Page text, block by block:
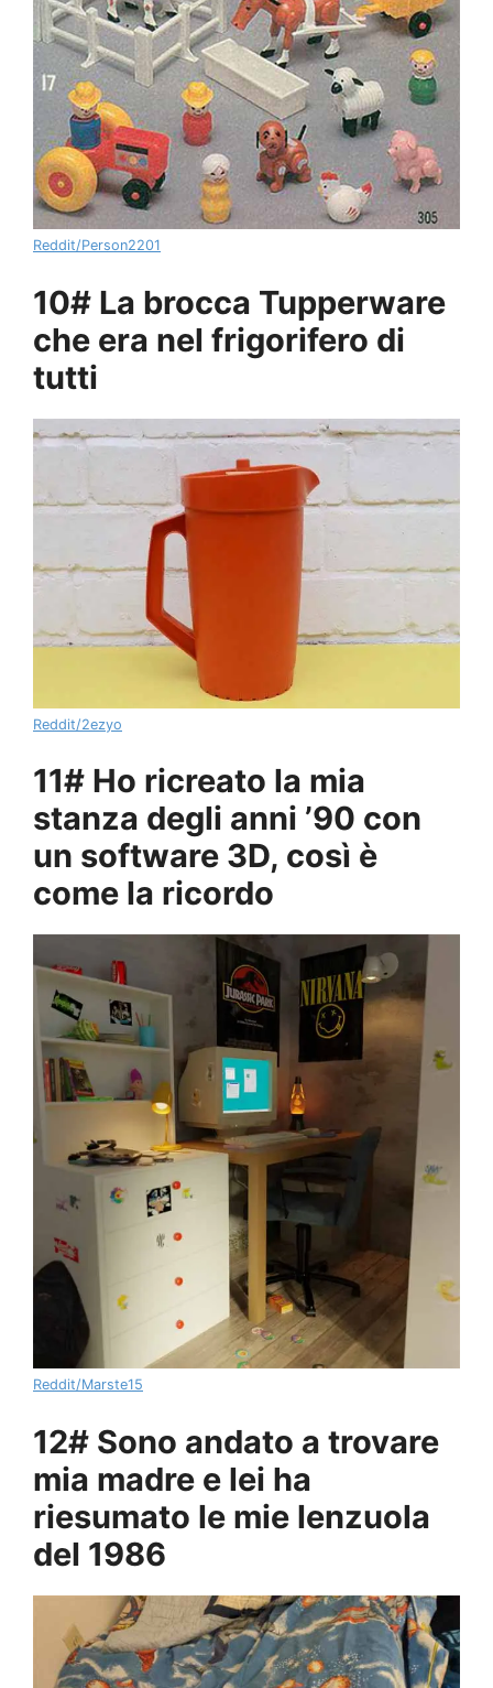
Reddit/Person2201
10# La brocca Tupperware
che era nel frigorifero di
tutti
Reddit/2ezyo
11# Ho ricreato la mia
stanza degli anni ’90 con
un software 3D, così è
come la ricordo
Reddit/Marste15
12# Sono andato a trovare
mia madre e lei ha
riesumato le mie lenzuola
del 1986